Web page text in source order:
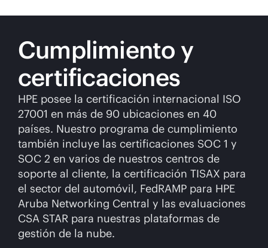
Cumplimiento y
certificaciones
HPE posee la certificación internacional ISO
27001 en más de 90 ubicaciones en 40
países. Nuestro programa de cumplimiento
también incluye las certificaciones SOC 1 y
SOC 2 en varios de nuestros centros de
soporte al cliente, la certificación TISAX para
el sector del automóvil, FedRAMP para HPE
Aruba Networking Central y las evaluaciones
CSA STAR para nuestras plataformas de
gestión de la nube.